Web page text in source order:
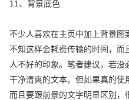
11、背景底色
不少人喜欢在主页中加上背景图
不知这样会耗费传输的时间，
人不好的印象。笔者建议，若
干净清爽的文本。但如果真的使
而且要跟前景的文字明显区别，